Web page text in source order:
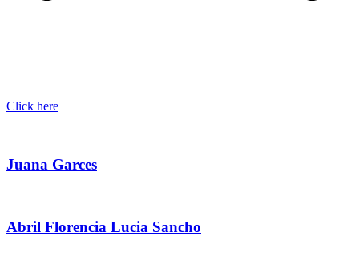
Click here
Juana Garces
Abril Florencia Lucia Sancho